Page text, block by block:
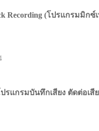
Recording (โปรแกรมมิกซ์
ปรแกรมบันทึกเสียง ตัดต่อเสี